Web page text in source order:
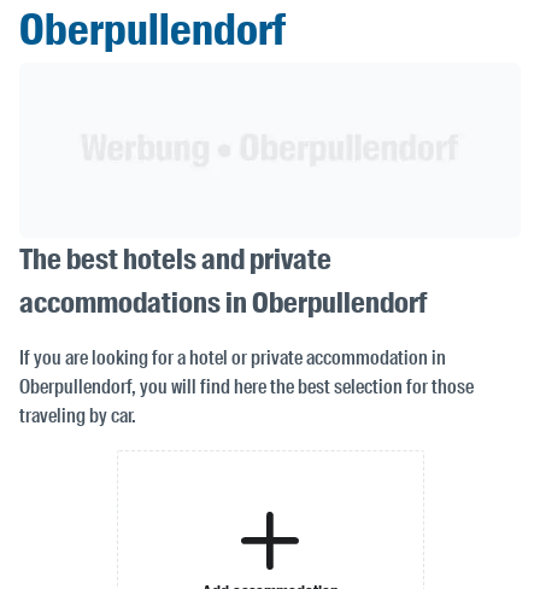
Oberpullendorf
The best hotels and private
accommodations in Oberpullendorf
If you are looking for a hotel or private accommodation in
Oberpullendorf, you will find here the best selection for those
traveling by car.